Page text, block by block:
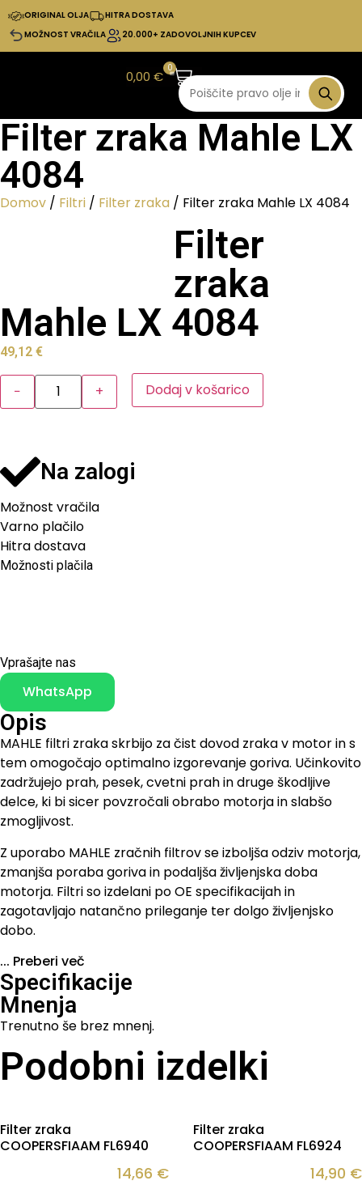
ORIGINAL OLJA
HITRA DOSTAVA
MOŽNOST VRAČILA
20.000+ ZADOVOLJNIH KUPCEV
0,00€
0
Filter zraka Mahle LX
4084
Domov / Filtri / Filter zraka / Filter zraka Mahle LX 4084
Filter
zraka
Mahle LX 4084
49,12 €
− + Dodaj v košarico
Na zalogi
Možnost vračila
Varno plačilo
Hitra dostava
Možnosti plačila
Vprašajte nas
WhatsApp
Opis
MAHLE filtri zraka skrbijo za čist dovod zraka v motor in s
tem omogočajo optimalno izgorevanje goriva. Učinkovito
zadržujejo prah, pesek, cvetni prah in druge škodljive
delce, ki bi sicer povzročali obrabo motorja in slabšo
zmogljivost.
Z uporabo MAHLE zračnih filtrov se izboljša odziv motorja,
zmanjša poraba goriva in podaljša življenjska doba
motorja. Filtri so izdelani po OE specifikacijah in
zagotavljajo natančno prileganje ter dolgo življenjsko
dobo.
... Preberi več
Specifikacije
Mnenja
Trenutno še brez mnenj.
Podobni izdelki
Filter zraka
COOPERSFIAAM FL6940
14,66 €
Filter zraka
COOPERSFIAAM FL6924
14,90 €